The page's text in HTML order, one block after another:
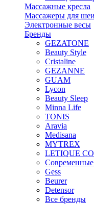
Массажные кресла
Массажеры для шеи
Электронные весы
Бренды
GEZATONE
Beauty Style
Cristaline
GEZANNE
GUAM
Lycon
Beauty Sleep
Minna Life
TONIS
Aravia
Medisana
MYTREX
LETIQUE
Современные
Gess
Beurer
Detensor
Все бренды